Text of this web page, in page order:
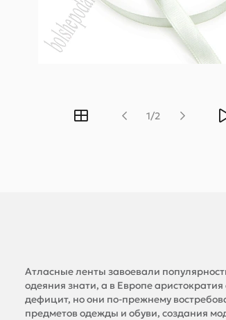
1/2
Атласные ленты завоевали
одеяния знати, а в Европе
дефицит, но они по-прежнему
предметов одежды и обуви, создания